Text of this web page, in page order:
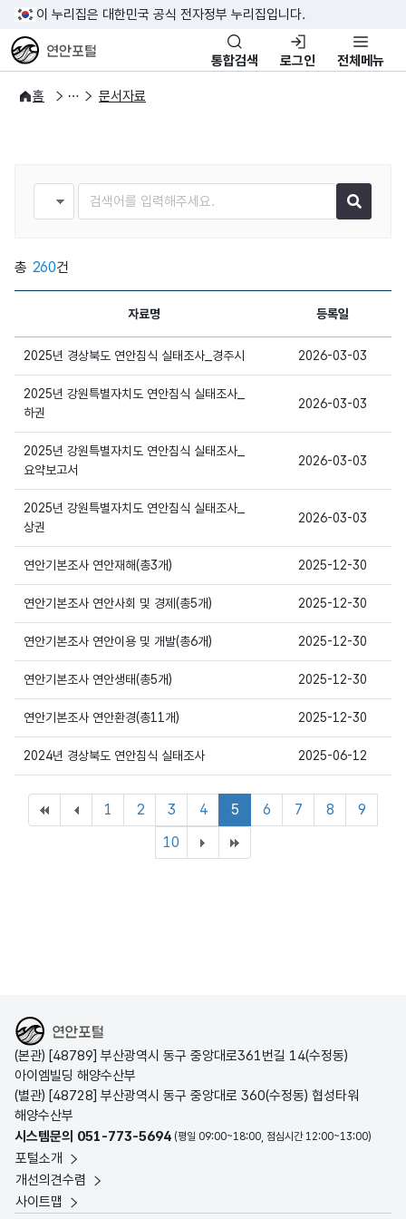
이 누리집은 대한민국 공식 전자정부 누리집입니다.
연안포털 통합검색 로그인 전체메뉴
홈
자료실
자료제공 서비스문서자료
검색조건
검색어
총 260건
자료명 등록일
2025년 경상북도 연안침식 실태조사_경주시 2026-03-03
2025년 강원특별자치도 연안침식 실태조사_
하권
2026-03-03
2025년 강원특별자치도 연안침식 실태조사_
요약보고서
2026-03-03
2025년 강원특별자치도 연안침식 실태조사_
상권
2026-03-03
연안기본조사 연안재해(총3개) 2025-12-30
연안기본조사 연안사회 및 경제(총5개) 2025-12-30
연안기본조사 연안이용 및 개발(총6개) 2025-12-30
연안기본조사 연안생태(총5개) 2025-12-30
연안기본조사 연안환경(총11개) 2025-12-30
2024년 경상북도 연안침식 실태조사상세보기 2025-06-12
1 2 3 4 5 6 7 8
9
10
해양수산부
(본관) [48789] 부산광역시 동구 중앙대로361번길 14(수정동)
아이엠빌딩 해양수산부
(별관) [48728] 부산광역시 동구 중앙대로 360(수정동) 협성타워
해양수산부
시스템문의 051-773-5694 (평일 09:00~18:00, 점심시간 12:00~13:00)
포털소개
개선의견수렴
사이트맵